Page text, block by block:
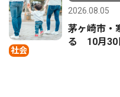
社会
2026.08.05
茅ヶ崎市
る 10月30